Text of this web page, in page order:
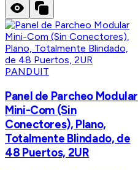
PANDUIT
Panel de Parcheo Modular
Mini-Com (Sin
Conectores), Plano,
Totalmente Blindado, de
48 Puertos, 2UR